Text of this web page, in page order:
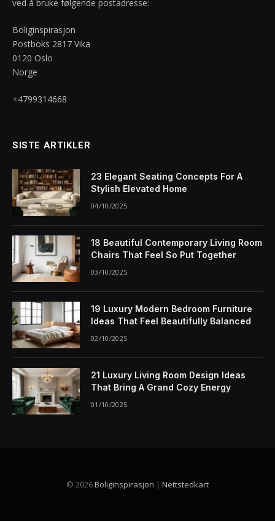
ved å bruke følgende postadresse:
Boliginspirasjon
Postboks 2817 Vika
0120 Oslo
Norge
+4799314668
SISTE ARTIKLER
23 Elegant Seating Concepts For A
Stylish Elevated Home
04/10/2025
18 Beautiful Contemporary Living Room
Chairs That Feel So Put Together
03/10/2025
19 Luxury Modern Bedroom Furniture
Ideas That Feel Beautifully Balanced
02/10/2025
21 Luxury Living Room Design Ideas
That Bring A Grand Cozy Energy
01/10/2025
© 2026Boliginspirasjon | Nettstedkart